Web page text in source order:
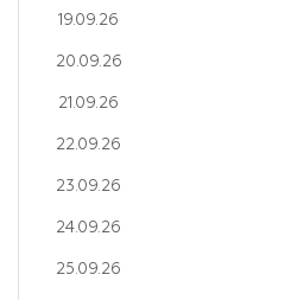
19.09.26
20.09.26
21.09.26
22.09.26
23.09.26
24.09.26
25.09.26